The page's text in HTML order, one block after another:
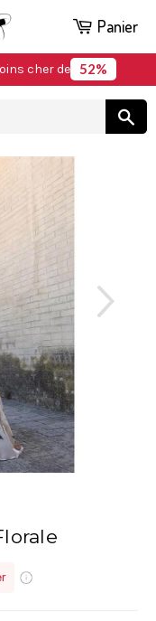
cher de 52%
Panier